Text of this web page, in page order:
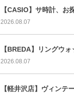
【CASIO】サ時計、お
2026.08.07
【BREDA】リングウ
2026.08.07
【軽井沢店】ヴィン